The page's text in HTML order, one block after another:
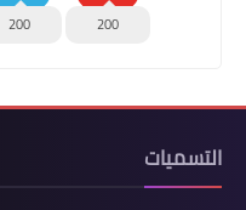
200
200
التسميات